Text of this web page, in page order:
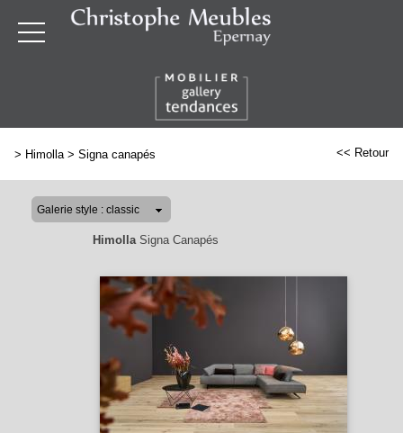
> Himolla> Signa canapés << Retour
HimollaSigna Canapés